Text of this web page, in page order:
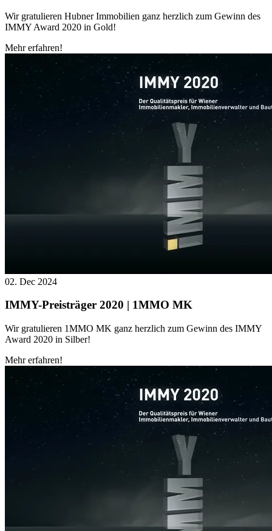
Wir gratulieren Hubner Immobilien ganz herzlich zum Gewinn des
IMMY Award 2020 in Gold!
Mehr erfahren!
02. Dec 2024
IMMY-Preisträger 2020 | 1MMO MK
Wir gratulieren 1MMO MK ganz herzlich zum Gewinn des IMMY
Award 2020 in Silber!
Mehr erfahren!